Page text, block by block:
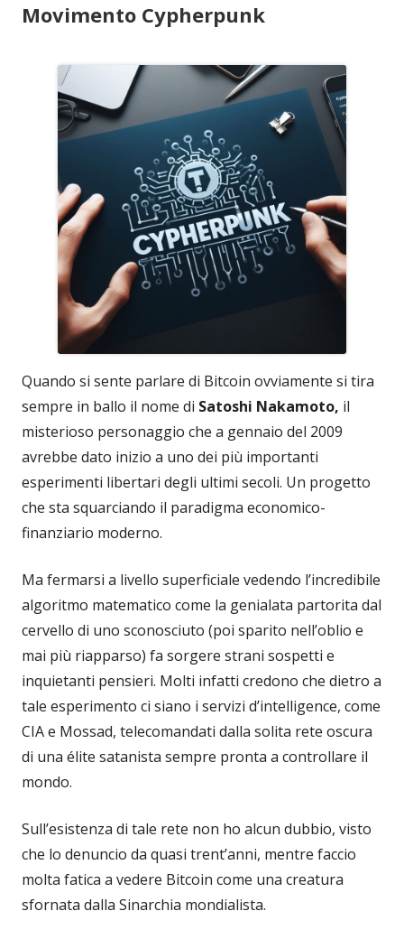
Movimento Cypherpunk
Quando si sente parlare di Bitcoin ovviamente si tira
sempre in ballo il nome di Satoshi Nakamoto, il
misterioso personaggio che a gennaio del 2009
avrebbe dato inizio a uno dei più importanti
esperimenti libertari degli ultimi secoli. Un progetto
che sta squarciando il paradigma economico-
finanziario moderno.
Ma fermarsi a livello superficiale vedendo l’incredibile
algoritmo matematico come la genialata partorita dal
cervello di uno sconosciuto (poi sparito nell’oblio e
mai più riapparso) fa sorgere strani sospetti e
inquietanti pensieri. Molti infatti credono che dietro a
tale esperimento ci siano i servizi d’intelligence, come
CIA e Mossad, telecomandati dalla solita rete oscura
di una élite satanista sempre pronta a controllare il
mondo.
Sull’esistenza di tale rete non ho alcun dubbio, visto
che lo denuncio da quasi trent’anni, mentre faccio
molta fatica a vedere Bitcoin come una creatura
sfornata dalla Sinarchia mondialista.